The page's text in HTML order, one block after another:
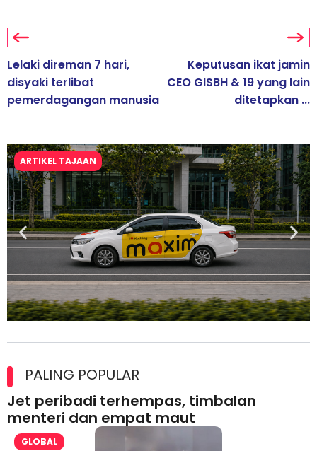
Lelaki direman 7 hari,
disyaki terlibat
pemerdagangan manusia
Keputusan ikat jamin
CEO GISBH & 19 yang lain
ditetapkan ...
ARTIKEL TAJAAN
lesen separuh pertama 2026
PALING POPULAR
Jet peribadi terhempas, timbalan
menteri dan empat maut
GLOBAL